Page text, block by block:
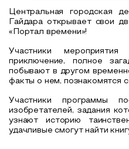
Центральная городская
Гайдара открывает свои
«Портал времени»!
Участники
приключение, полное
побывают в другом
факты о нем, познакомятся
Участники программы
изобретателей, задания
узнают историю
удачливые смогут найти